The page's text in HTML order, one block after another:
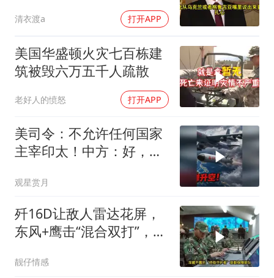
清衣渡a 打开APP
美国华盛顿火灾七百栋建
筑被毁六万五千人疏散
老好人的愤怒 打开APP
美司令：不允许任何国家
主宰印太！中方：好，轰
观星赏月
歼16D让敌人雷达花屏，
东风+鹰击“混合双打”，轻
靓仔情感